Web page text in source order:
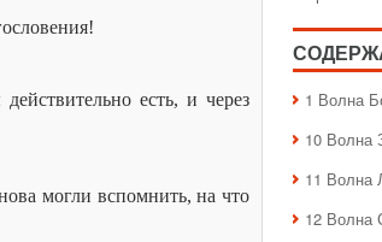
есть, и через
могли вспомнить, на что
1 Волна
10 Волна
11 Волна
12 Волна